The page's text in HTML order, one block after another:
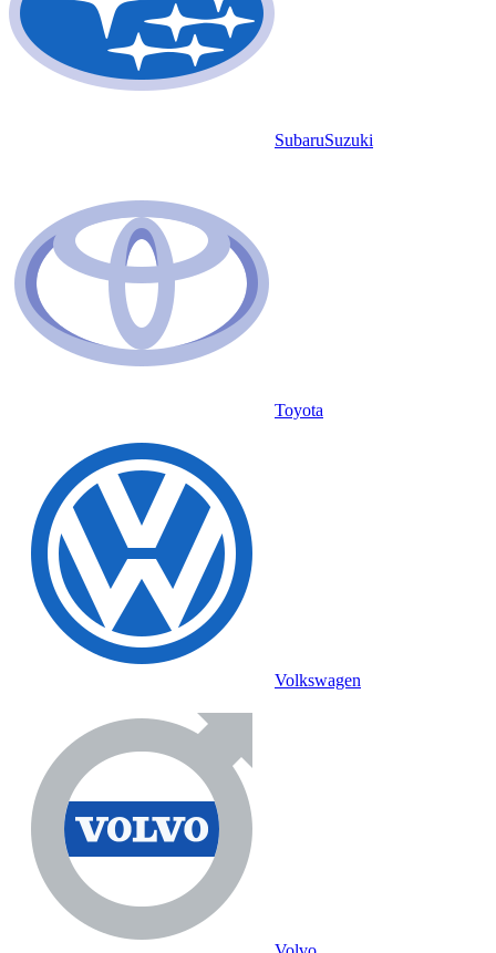
SubaruSuzuki
Toyota
Volkswagen